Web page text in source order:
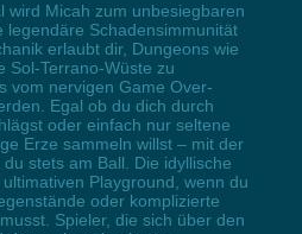
wird Micah zum unbesiegbaren
legendäre Schadensimmunität
erlaubt dir, Dungeons wie
Sol-Terrano-Wüste zu
vom nervigen Game Over-
Egal ob du dich durch
oder einfach nur seltene
Erze sammeln willst – mit der
stets am Ball. Die idyllische
Playground, wenn du
oder komplizierte
Spieler, die sich über den